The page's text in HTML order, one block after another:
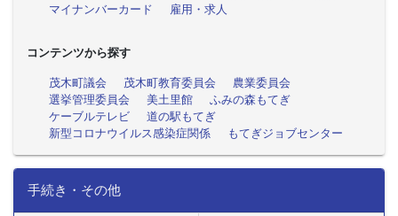
マイナンバーカード
雇用・求人
コンテンツから探す
茂木町議会 茂木町教育委員会
農業委員会
選挙管理委員会
美土里館
ふみの森もてぎ
ケーブルテレビ
道の駅もてぎ
新型コロナウイルス感染症関係
もてぎジョブセンター
手続き・その他